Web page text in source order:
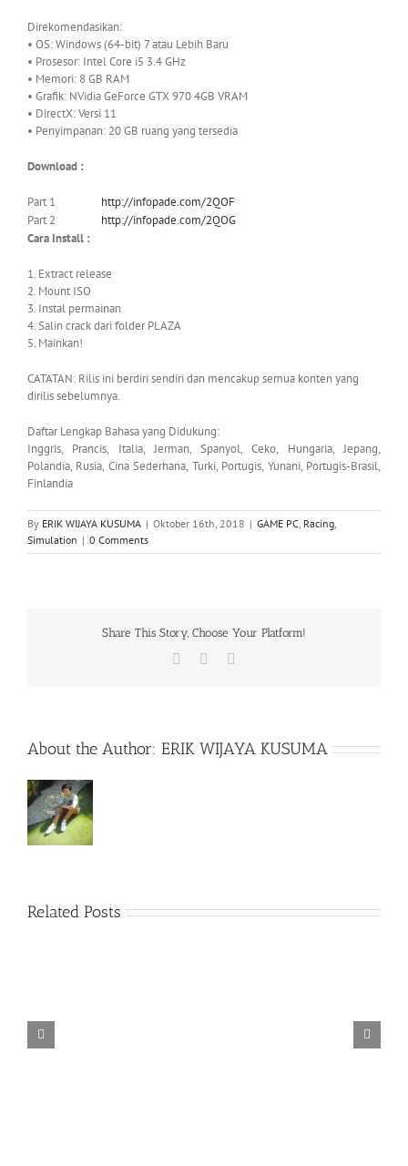
Direkomendasikan:
• OS: Windows (64-bit) 7 atau Lebih Baru
• Prosesor: Intel Core i5 3.4 GHz
• Memori: 8 GB RAM
• Grafik: NVidia GeForce GTX 970 4GB VRAM
• DirectX: Versi 11
• Penyimpanan: 20 GB ruang yang tersedia
Download :
Part 1
http://infopade.com/2QOF
Part 2
http://infopade.com/2QOG
Cara Install :
1. Extract release
2. Mount ISO
3. Instal permainan
4. Salin crack dari folder PLAZA
5. Mainkan!
CATATAN: Rilis ini berdiri sendiri dan mencakup semua konten yang
dirilis sebelumnya.
Daftar Lengkap Bahasa yang Didukung:
Inggris, Prancis, Italia, Jerman, Spanyol, Ceko, Hungaria, Jepang,
Polandia, Rusia, Cina Sederhana, Turki, Portugis, Yunani, Portugis-Brasil,
Finlandia
By ERIK WIJAYA KUSUMA | Oktober 16th, 2018 | GAME PC Racing
Simulation | 0 Comments
Share This Story, Choose Your Platform!
Facebook
About the Author: ERIK WIJAYA KUSUMA
Related Posts